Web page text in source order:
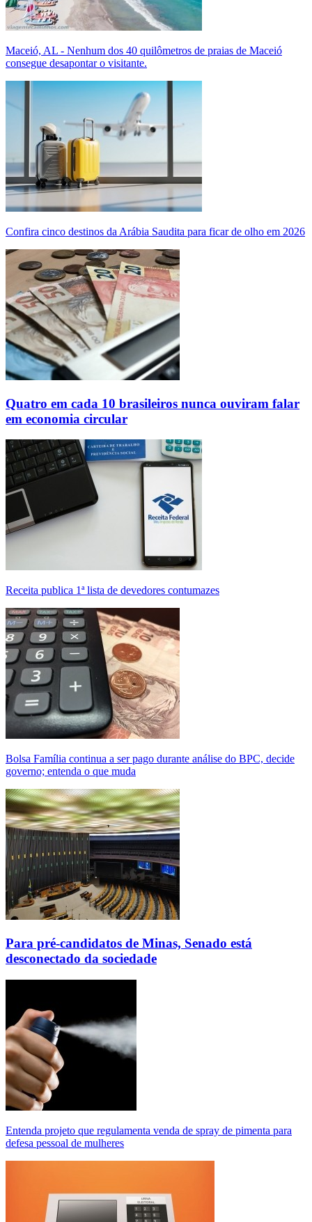
Maceió, AL - Nenhum dos 40 quilômetros de praias de Maceió
consegue desapontar o visitante.
Confira cinco destinos da Arábia Saudita para ficar de olho em 2026
Quatro em cada 10 brasileiros nunca ouviram falar
em economia circular
Receita publica 1ª lista de devedores contumazes
Bolsa Família continua a ser pago durante análise do BPC, decide
governo; entenda o que muda
Para pré-candidatos de Minas, Senado está
desconectado da sociedade
Entenda projeto que regulamenta venda de spray de pimenta para
defesa pessoal de mulheres